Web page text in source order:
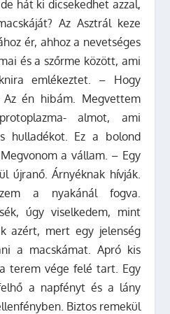
hát ki dicsekedhet azzal,
Az Asztrál keze
ér, ahhoz a nevetséges
és a szőrme között, ami
emlékeztet. – Hogy
én hibám. Megvettem
almot, ami
hulladékot. Ez a bolond
a vállam. – Egy
újranő. Árnyéknak hívják.
a nyakánál fogva.
úgy viselkedem, mint
azért, mert egy jelenség
a macskámat. Apró kis
terem vége felé tart. Egy
a napfényt és a lány
Biztos remekül